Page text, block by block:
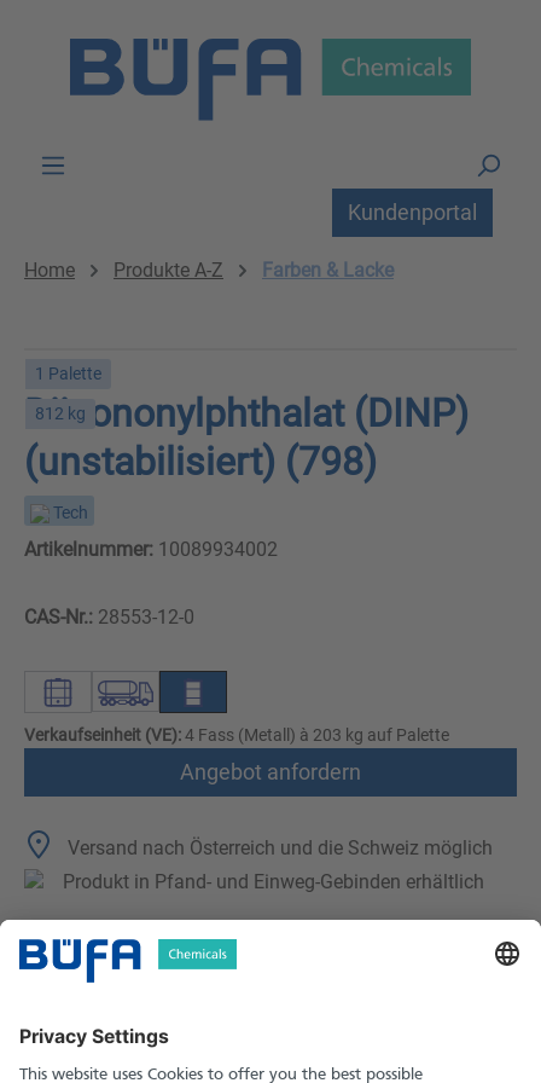
Kundenportal
Home Produkte A-Z Farben & Lacke
1 Palette
812 kg
Diisononylphthalat (DINP)
(unstabilisiert) (798)
Tech
Artikelnummer: 10089934002
CAS-Nr.: 28553-12-0
Verkaufseinheit (VE):4 Fass (Metall) à 203 kg auf Palette
Angebot anfordern
Versand nach Österreich und die Schweiz möglich
Produkt in Pfand- und Einweg-Gebinden erhältlich
Technische Merkmale
Sicherheitshinweise